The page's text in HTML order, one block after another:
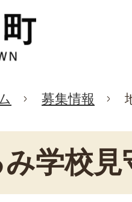
募集情報
学校見